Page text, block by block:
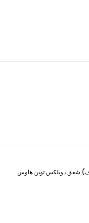
شقق دوبلكس توين هاوس